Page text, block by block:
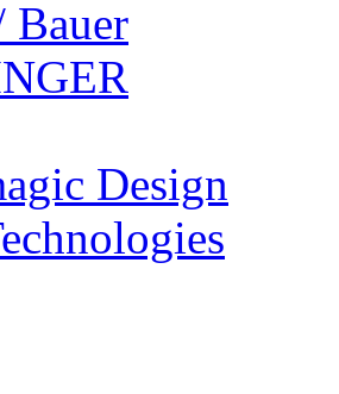
Bauer
Design